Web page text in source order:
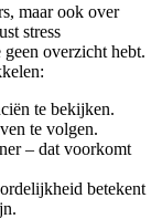
maar ook over
stress
overzicht hebt.
te bekijken.
te volgen.
– dat voorkomt
betekent